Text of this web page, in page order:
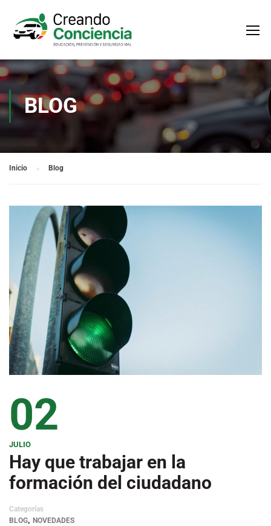
BLOG
Inicio Blog
02
JULIO
Hay que trabajar en la
formación del ciudadano
Categorías
BLOG, NOVEDADES